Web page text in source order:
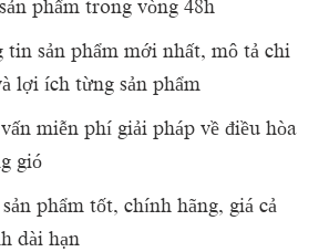
phẩm trong vòng 48h
tin sản phẩm mới nhất, mô tả chi
lợi ích từng sản phẩm
miễn phí giải pháp về điều hòa
gió
phẩm tốt, chính hãng, giá cả
dài hạn